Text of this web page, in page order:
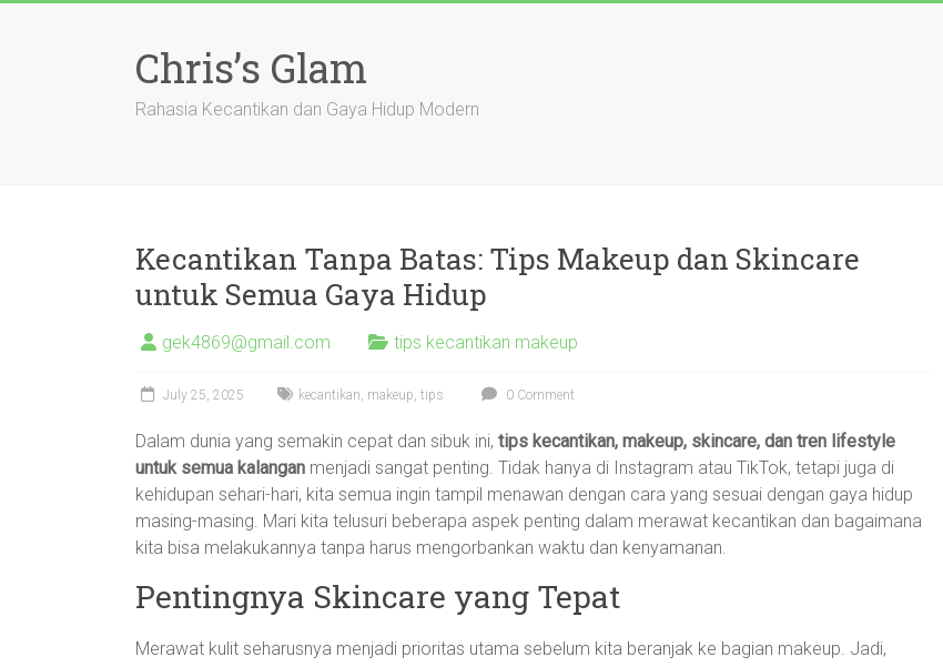
Chris’s Glam
Rahasia Kecantikan dan Gaya Hidup Modern
Kecantikan Tanpa Batas: Tips Makeup dan Skincare
untuk Semua Gaya Hidup
gek4869@gmail.com tips kecantikan makeup
July 25, 2025 kecantikan, makeup, tips 0 Comment
Dalam dunia yang semakin cepat dan sibuk ini, tips kecantikan, makeup, skincare, dan tren lifestyle
untuk semua kalangan menjadi sangat penting. Tidak hanya di Instagram atau TikTok, tetapi juga di
kehidupan sehari-hari, kita semua ingin tampil menawan dengan cara yang sesuai dengan gaya hidup
masing-masing. Mari kita telusuri beberapa aspek penting dalam merawat kecantikan dan bagaimana
kita bisa melakukannya tanpa harus mengorbankan waktu dan kenyamanan.
Pentingnya Skincare yang Tepat
Merawat kulit seharusnya menjadi prioritas utama sebelum kita beranjak ke bagian makeup. Jadi,